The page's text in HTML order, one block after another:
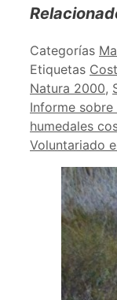
Categorías
Etiquetas
Natura 2000,
Informe
humedales
Voluntariado